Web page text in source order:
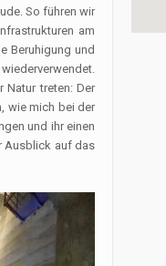
So führen wir
am
Beruhigung und
treten: Der
wie mich bei der
und ihr einen
Ausblick auf das